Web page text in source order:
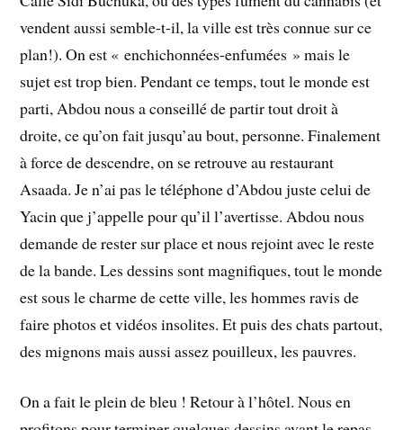
vendent aussi semble-t-il, la ville est très connue sur ce
plan!). On est « enchichonnées-enfumées » mais le
sujet est trop bien. Pendant ce temps, tout le monde est
parti, Abdou nous a conseillé de partir tout droit à
droite, ce qu’on fait jusqu’au bout, personne. Finalement
à force de descendre, on se retrouve au restaurant
Asaada. Je n’ai pas le téléphone d’Abdou juste celui de
Yacin que j’appelle pour qu’il l’avertisse. Abdou nous
demande de rester sur place et nous rejoint avec le reste
de la bande. Les dessins sont magnifiques, tout le monde
est sous le charme de cette ville, les hommes ravis de
faire photos et vidéos insolites. Et puis des chats partout,
des mignons mais aussi assez pouilleux, les pauvres.
On a fait le plein de bleu ! Retour à l’hôtel. Nous en